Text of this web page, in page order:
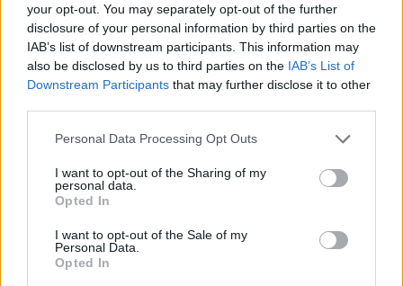
your opt-out. You may separately opt-out of the further
disclosure of your personal information by third parties on the
IAB’s list of downstream participants. This information may
also be disclosed by us to third parties on the IAB’s List of
Downstream Participants that may further disclose it to other
Please note that this website/app uses one or more Google
not limited to your visit or usage behaviour. You may click to
grant or deny consent to Google and its third-party tags to
use your data for below specified purposes in below Google
consent section.
Personal Data Processing Opt Outs
I want to opt-out of the Sharing of my
personal data.
Opted In
I want to opt-out of the Sale of my
Personal Data.
Opted In
Πού θα «χτυπήσει» η κακοκαιρία τις
επόμενες ώρες